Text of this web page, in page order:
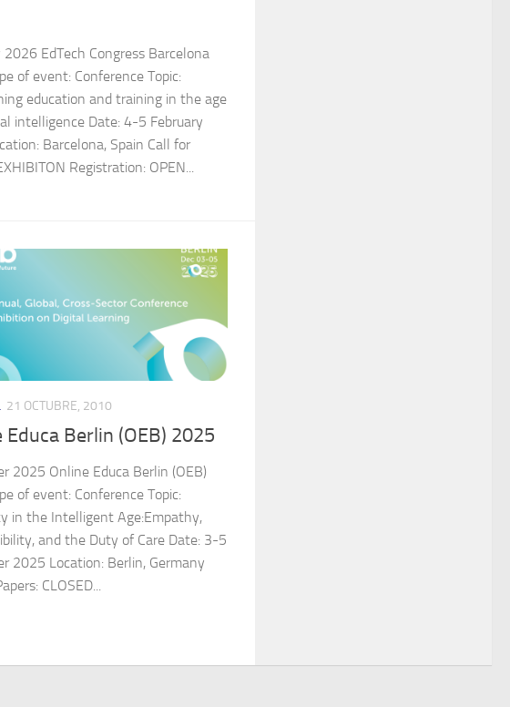
2026 EdTech Congress Barcelona
of event: Conference Topic:
education and training in the age
intelligence Date: 4-5 February
Barcelona, Spain Call for
Registration: OPEN...
21 OCTUBRE, 2010
Educa Berlin (OEB) 2025
2025 Online Educa Berlin (OEB)
of event: Conference Topic:
in the Intelligent Age:Empathy,
and the Duty of Care Date: 3-5
2025 Location: Berlin, Germany
CLOSED...